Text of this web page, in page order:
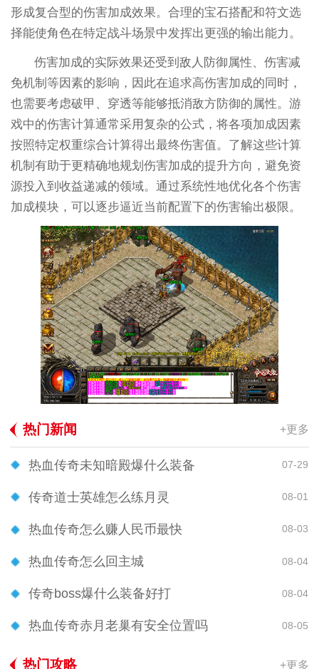
形成复合型的伤害加成效果。合理的宝石搭配和符文选
择能使角色在特定战斗场景中发挥出更强的输出能力。
伤害加成的实际效果还受到敌人防御属性、伤害减
免机制等因素的影响，因此在追求高伤害加成的同时，
也需要考虑破甲、穿透等能够抵消敌方防御的属性。游
戏中的伤害计算通常采用复杂的公式，将各项加成因素
按照特定权重综合计算得出最终伤害值。了解这些计算
机制有助于更精确地规划伤害加成的提升方向，避免资
源投入到收益递减的领域。通过系统性地优化各个伤害
加成模块，可以逐步逼近当前配置下的伤害输出极限。
热门新闻 +更多
热血传奇未知暗殿爆什么装备 07-29
传奇道士英雄怎么练月灵 08-01
热血传奇怎么赚人民币最快 08-03
热血传奇怎么回主城 08-04
传奇boss爆什么装备好打 08-04
热血传奇赤月老巢有安全位置吗 08-05
热门攻略 +更多